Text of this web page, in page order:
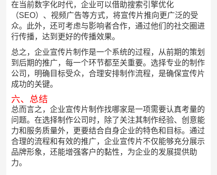
在当前数字化时代，企业可以借助搜索引擎优化
（SEO）、视频广告等方式，将宣传片推向更广泛的受
众。此外，还可考虑与影响者合作，通过他们的社交圈进
行传播，达到更好的传播效果。
总之，企业宣传片制作是一个系统的过程，从前期的策划
到后期的推广，每一个环节都至关重要。选择专业的制作
公司，明确目标受众，合理安排制作流程，是确保宣传片
成功的关键。
六、总结
总而言之，企业宣传片制作找哪家是一项需要认真考量的
问题。在选择制作公司时，除了关注其制作经验、创意能
力和服务质量外，更要结合自身企业的特色和目标。通过
合理的流程和有效的推广，企业宣传片不仅能够充分展示
品牌形象，还能增强客户的黏性，为企业的发展提供助
力。